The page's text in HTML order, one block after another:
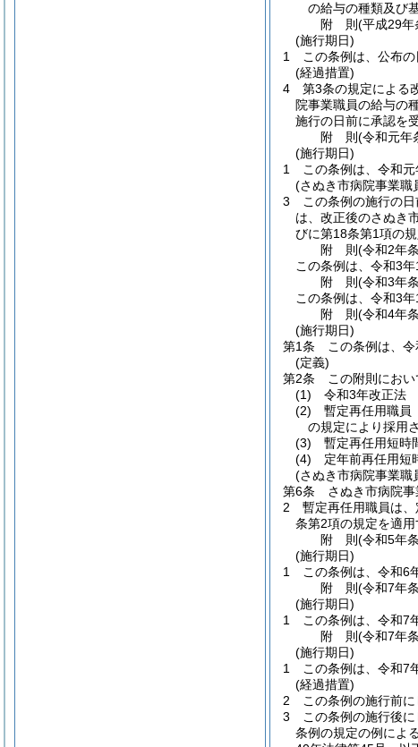
の給与の種類及び
附 則(平成29年
(施行期日)
1
この条例は、公布の
(経過措置)
4
第3条の規定による
院事業職員の給与の
施行の日前に承認を
附 則(令和元年
(施行期日)
1
この条例は、令和
(さぬき市病院事業職
3
この条例の施行の
は、改正後のさぬき
びに第18条第1項の
附 則(令和2年
この条例は、令和3年
附 則(令和3年
この条例は、令和3年
附 則(令和4年
(施行期日)
第1条
この条例は、
(定義)
第2条
この附則にお
(1)
令和3年改正法
(2)
暫定再任用職員
の規定により採用
(3)
暫定再任用短時
(4)
定年前再任用
(さぬき市病院事業職
第6条
さぬき市病院
2
暫定再任用職員は
条第2項の規定を適用
附 則(令和5年
(施行期日)
1
この条例は、令和6
附 則(令和7年
(施行期日)
1
この条例は、令和7
附 則(令和7年
(施行期日)
1
この条例は、令和7
(経過措置)
2
この条例の施行前
3
この条例の施行後
条例の規定の例によ